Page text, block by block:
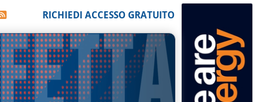
RICHIEDI ACCESSO GRATUITO